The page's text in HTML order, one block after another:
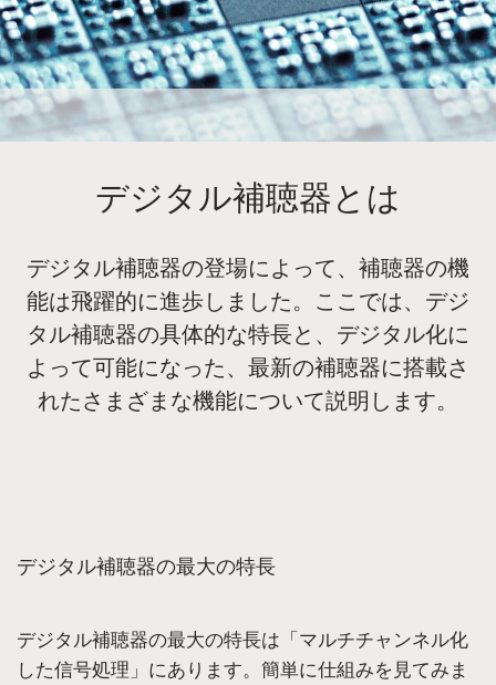
デジタル補聴器とは
デジタル補聴器の登場によって、補聴器の機
能は飛躍的に進歩しました。ここでは、デジ
タル補聴器の具体的な特長と、デジタル化に
よって可能になった、最新の補聴器に搭載さ
れたさまざまな機能について説明します。
デジタル補聴器の最大の特長
デジタル補聴器の最大の特長は「マルチチャンネル化
した信号処理」にあります。簡単に仕組みを見てみま